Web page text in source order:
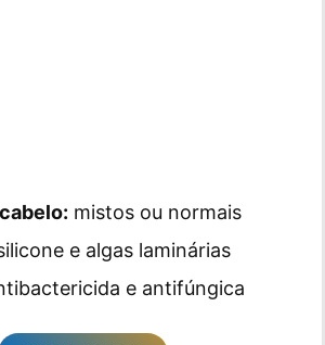
mistos ou normais
e algas laminárias
e antifúngica